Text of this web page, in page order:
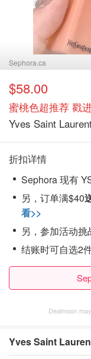
Sephora.ca
$58.00
蜜桃色超推荐 戳
Yves Saint
折扣详情
Sephora 现有
另，订单满$40
看>>
另，参加活动挑
结账时可自选2件
Dealmoon
Yves Saint